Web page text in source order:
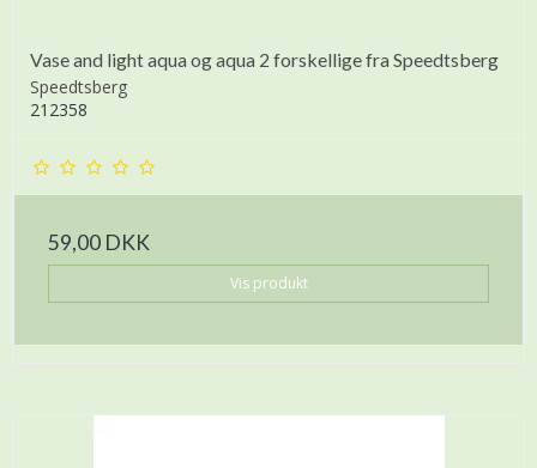
Vase and light aqua og aqua 2 forskellige fra Speedtsberg
Speedtsberg
212358
59,00 DKK
Vis produkt